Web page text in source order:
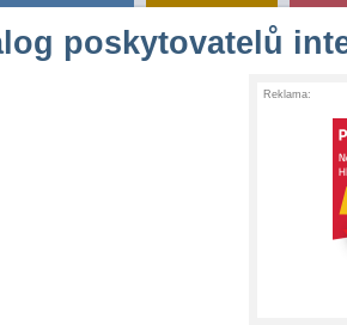
poskytovatelů
Reklama: